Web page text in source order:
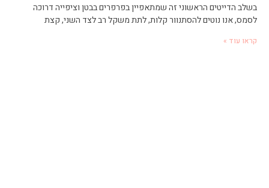
בשלב הדייטים הראשוני זה שמתאפיין בפרפרים בבטן וציפייה דרוכה
לסמס, אנו נוטים להסתנוור קלות, לתת משקל רב לצד השני, קצת
קראו עוד »